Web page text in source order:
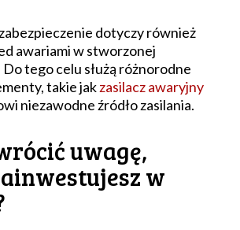
dotyczy również
awariami w stworzonej
tego celu służą różnorodne
takie jakzasilacz awaryjny
niezawodne źródło zasilania.
uwagę,
w